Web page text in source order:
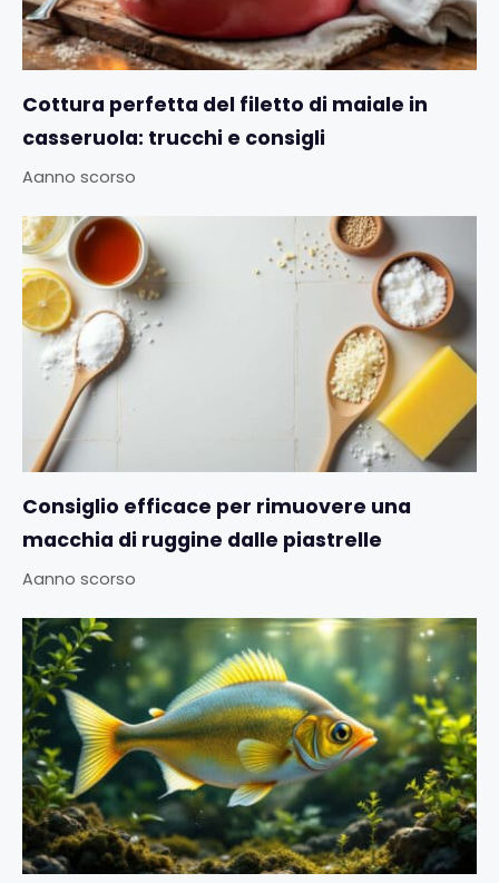
Cottura perfetta del filetto di maiale in
casseruola: trucchi e consigli
Aanno scorso
Consiglio efficace per rimuovere una
macchia di ruggine dalle piastrelle
Aanno scorso